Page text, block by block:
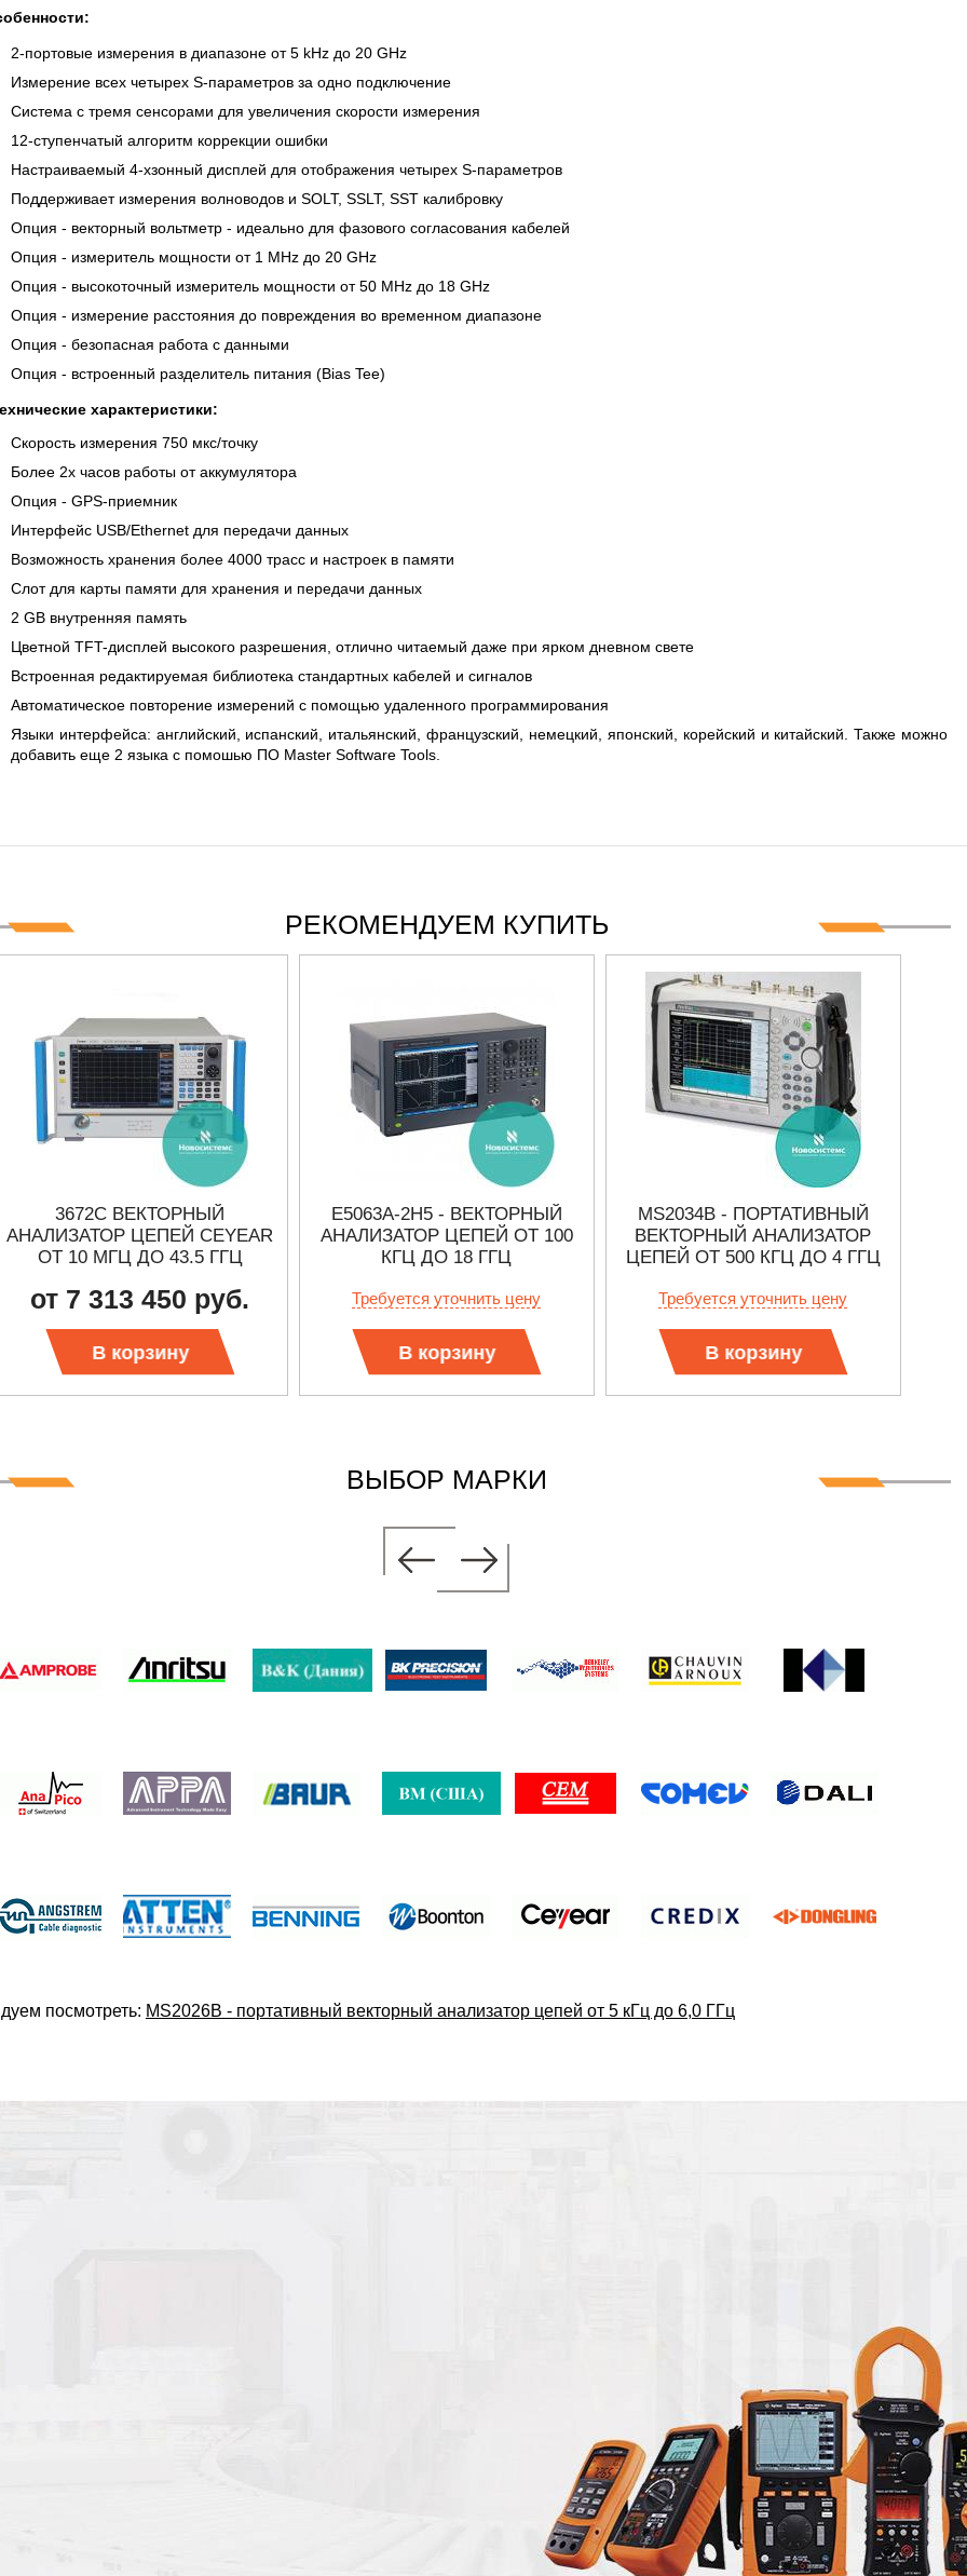
2-портовые измерения в диапазоне от 5 kHz до 20 GHz
Измерение всех четырех S-параметров за одно подключение
Система с тремя сенсорами для увеличения скорости измерения
12-ступенчатый алгоритм коррекции ошибки
Настраиваемый 4-хзонный дисплей для отображения четырех S-параметров
Поддерживает измерения волноводов и SOLT, SSLT, SST калибровку
Опция - векторный вольтметр - идеально для фазового согласования кабелей
Опция - измеритель мощности от 1 MHz до 20 GHz
Опция - высокоточный измеритель мощности от 50 MHz до 18 GHz
Опция - измерение расстояния до повреждения во временном диапазоне
Опция - безопасная работа с данными
Опция - встроенный разделитель питания (Bias Tee)
характеристики:
Скорость измерения 750 мкс/точку
Более 2х часов работы от аккумулятора
Опция - GPS-приемник
Интерфейс USB/Ethernet для передачи данных
Возможность хранения более 4000 трасс и настроек в памяти
Слот для карты памяти для хранения и передачи данных
2 GB внутренняя память
Цветной TFT-дисплей высокого разрешения, отлично читаемый даже при ярком дневном свете
Встроенная редактируемая библиотека стандартных кабелей и сигналов
Автоматическое повторение измерений с помощью удаленного программирования
Языки интерфейса: английский, испанский, итальянский, французский, немецкий, японский, корейский и китайский. Также можно
добавить еще 2 языка с помошью ПО Master Software Tools.
РЕКОМЕНДУЕМ КУПИТЬ
3672C ВЕКТОРНЫЙ
АНАЛИЗАТОР ЦЕПЕЙ CEYEAR
ОТ 10 МГЦ ДО 43.5 ГГЦ
от 7 313 450 руб.
В корзину
E5063A-2H5 - ВЕКТОРНЫЙ
АНАЛИЗАТОР ЦЕПЕЙ ОТ 100
КГЦ ДО 18 ГГЦ
Требуется уточнить цену
В корзину
MS2034B - ПОРТАТИВНЫЙ
ВЕКТОРНЫЙ АНАЛИЗАТОР
ЦЕПЕЙ ОТ 500 КГЦ ДО 4 ГГЦ
Требуется уточнить цену
В корзину
ВЫБОР МАРКИ
посмотреть: MS2026B - портативный векторный анализатор цепей от 5 кГц до 6,0 ГГц